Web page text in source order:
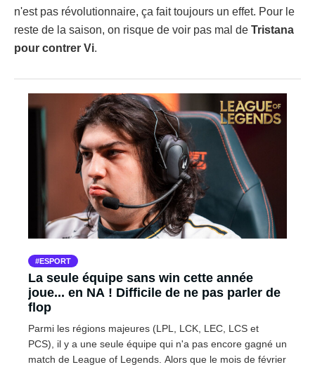
n'est pas révolutionnaire, ça fait toujours un effet. Pour le
reste de la saison, on risque de voir pas mal de Tristana
pour contrer Vi.
ESPORT
La seule équipe sans win cette année
joue... en NA ! Difficile de ne pas parler de
flop
Parmi les régions majeures (LPL, LCK, LEC, LCS et
PCS), il y a une seule équipe qui n'a pas encore gagné un
match de League of Legends. Alors que le mois de février